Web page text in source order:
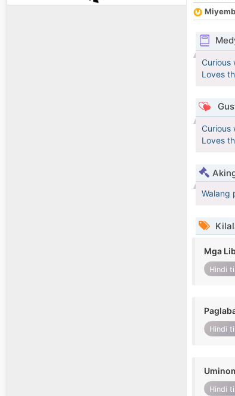
Curious
Loves
Curious
Loves
Walang
Mga
Hindi
Hindi
Hindi